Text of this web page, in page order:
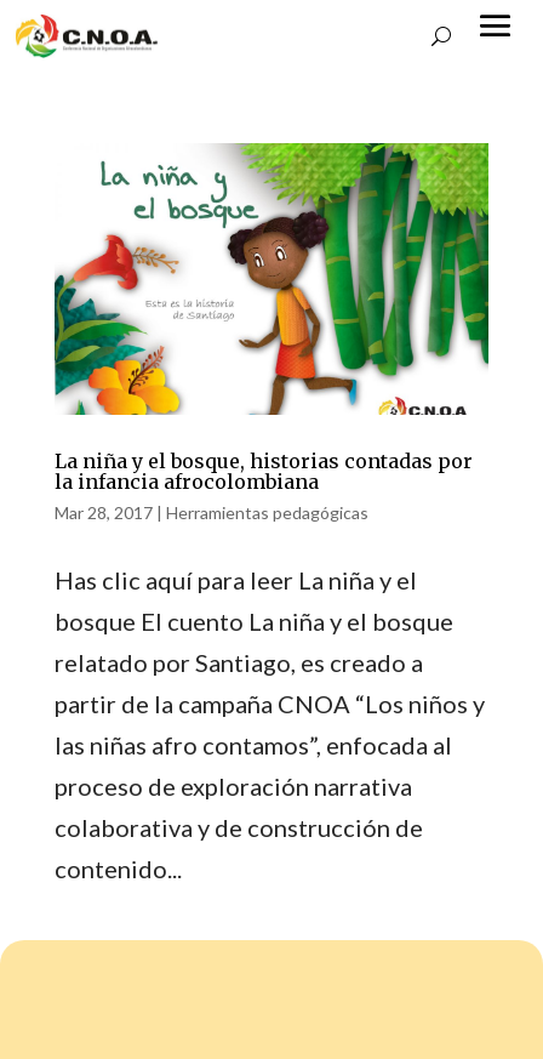
La niña y el bosque, historias contadas por
la infancia afrocolombiana
Mar 28, 2017| Herramientas pedagógicas
Has clic aquí para leer La niña y el
bosque El cuento La niña y el bosque
relatado por Santiago, es creado a
partir de la campaña CNOA “Los niños y
las niñas afro contamos”, enfocada al
proceso de exploración narrativa
colaborativa y de construcción de
contenido...